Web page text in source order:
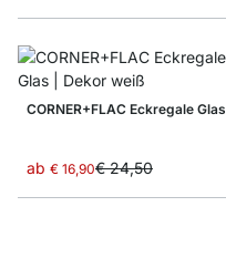
CORNER+FLAC Eckregale Glas
ab € 16,90€ 24,50